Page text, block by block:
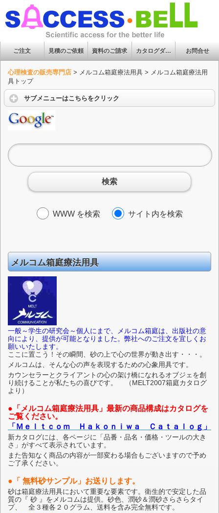
ご注文 見積のご依頼 資料のご請求 カタログダウンロード お問合せ
心理検査の販売専門店 > メルコム箱庭療法用具 > メルコム箱庭療法用
具トップ
サブメニューはこちらをクリック
検索
WWW を検索 サイト内を検索
メルコム箱庭療法用具
一般～学生の研究会～個人にまで、メルコム箱庭は、出版社の意
向により、提供が可能となりました。弊社へのご注文を宜しくお
願いいたします。
ここに置こう！ その瞬間、砂の上で心の世界が動き出す・・・。
メルコムは、そんな心の声を表現するための心象用具です。
カウンセラーとクライアントの心の架け橋になれるオブジェを創
り続けることが私たちの喜びです。
（MELT2007箱庭カタログ
より）
●「メルコム箱庭療法用具」最新の商品構成はカタログを
ご覧ください。
「Ｍｅｌｔｃｏｍ Ｈａｋｏｎｉｗａ Ｃａｔａｌｏｇ」
新カタログには、各ページに「品番・品名・価格・ツールの大き
さ」がすべて表示されています。
また告知なく商品の内容が一部変わる場合もございますので予め
ご了承ください。
●「 無料砂サンプル」お送りします。
砂は箱庭療法用具において重要な要素です。衛生的で安定した品
質の『 砂 』をメルコムは提供。砂色、潤砂＆潤砂さらさらタイ
プ、 全３種各２０グラム、送料を含み完全無料です。